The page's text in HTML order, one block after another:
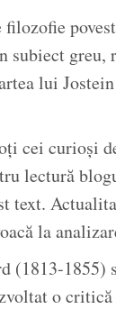
subiect greu,
lui
cei curioși
lectură
text.
la
(1813-1855)
o